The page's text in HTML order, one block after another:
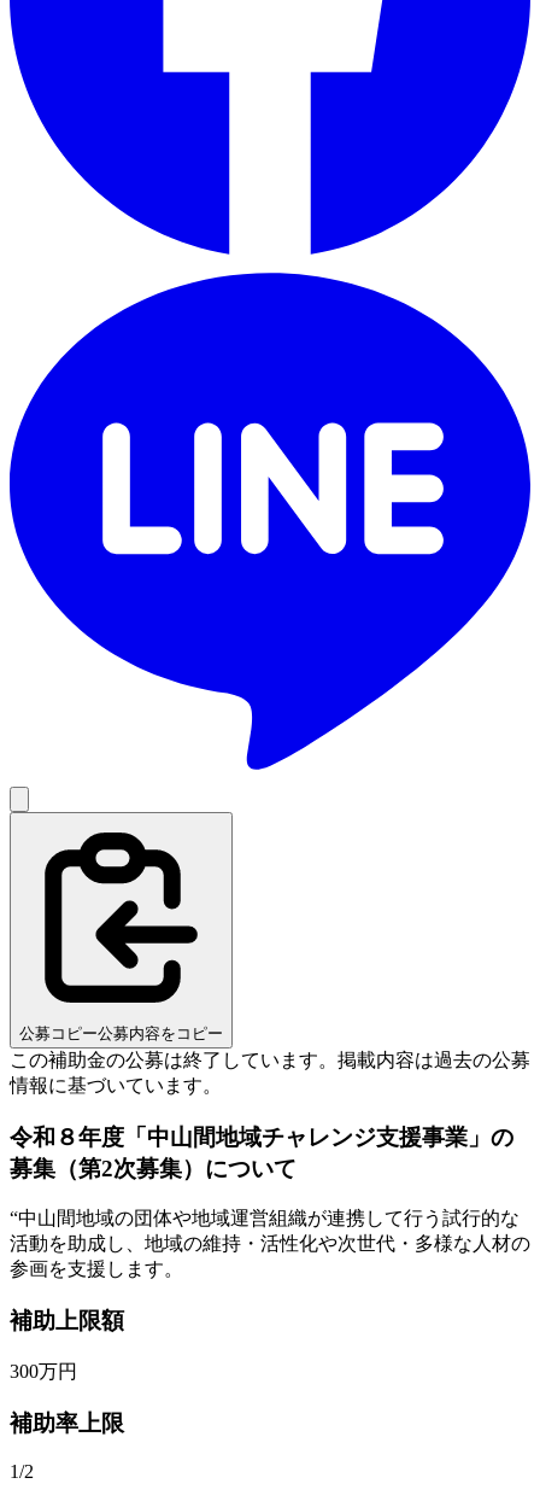
公募コピー公募内容をコピー
この補助金の公募は終了しています。 掲載内容は過去の公募
情報に基づいています。
令和８年度「中山間地域チャレンジ支援事業」の
募集（第2次募集）について
“中山間地域の団体や地域運営組織が連携して行う試行的な
活動を助成し、地域の維持・活性化や次世代・多様な人材の
参画を支援します。
補助上限額
300万円
補助率上限
1/2